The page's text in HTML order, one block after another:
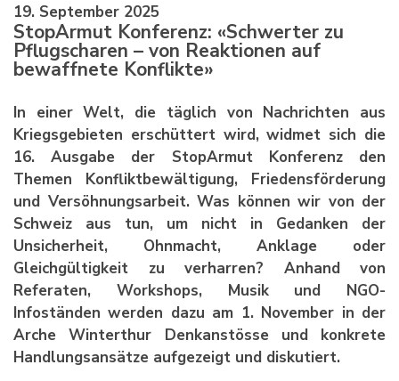
19. September 2025
StopArmut Konferenz: «Schwerter zu
Pflugscharen – von Reaktionen auf
bewaffnete Konflikte»
In einer Welt, die täglich von Nachrichten aus
Kriegsgebieten erschüttert wird, widmet sich die
16. Ausgabe der StopArmut Konferenz den
Themen Konfliktbewältigung, Friedensförderung
und Versöhnungsarbeit. Was können wir von der
Schweiz aus tun, um nicht in Gedanken der
Unsicherheit, Ohnmacht, Anklage oder
Gleichgültigkeit zu verharren? Anhand von
Referaten, Workshops, Musik und NGO-
Infoständen werden dazu am 1. November in der
Arche Winterthur Denkanstösse und konkrete
Handlungsansätze aufgezeigt und diskutiert.